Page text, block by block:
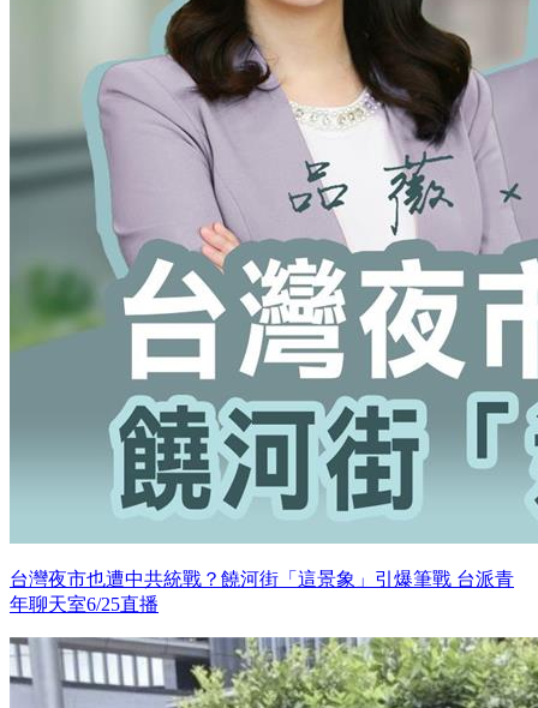
台灣夜市也遭中共統戰？饒河街「這景象」引爆筆戰 台派青
年聊天室6/25直播